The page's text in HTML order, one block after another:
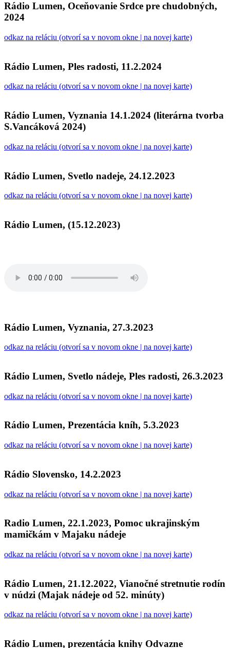
Rádio Lumen, Oceňovanie Srdce pre chudobných,
2024
odkaz na reláciu (otvorí sa v novom okne | na novej karte)
Rádio Lumen, Ples radosti, 11.2.2024
odkaz na reláciu (otvorí sa v novom okne | na novej karte)
Rádio Lumen, Vyznania 14.1.2024 (literárna tvorba
S.Vancáková 2024)
odkaz na reláciu (otvorí sa v novom okne | na novej karte)
Rádio Lumen, Svetlo nadeje, 24.12.2023
odkaz na reláciu (otvorí sa v novom okne | na novej karte)
Rádio Lumen, (15.12.2023)
Rádio Lumen, Vyznania, 27.3.2023
odkaz na reláciu (otvorí sa v novom okne | na novej karte)
Rádio Lumen, Svetlo nádeje, Ples radosti, 26.3.2023
odkaz na reláciu (otvorí sa v novom okne | na novej karte)
Rádio Lumen, Prezentácia kníh, 5.3.2023
odkaz na reláciu (otvorí sa v novom okne | na novej karte)
Rádio Slovensko, 14.2.2023
odkaz na reláciu (otvorí sa v novom okne | na novej karte)
Radio Lumen, 22.1.2023, Pomoc ukrajinským
mamičkám v Majaku nádeje
odkaz na reláciu (otvorí sa v novom okne | na novej karte)
Rádio Lumen, 21.12.2022, Vianočné stretnutie rodín
v núdzi (Majak nádeje od 52. minúty)
odkaz na reláciu (otvorí sa v novom okne | na novej karte)
Rádio Lumen, prezentácia knihy Odvazne